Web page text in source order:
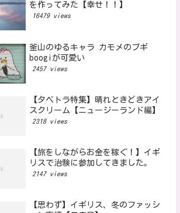
を作ってみた【幸せ！！】
16479 views
釜山のゆるキャラ カモメのブギ
boogiが可愛い
2457 views
【タベトラ特集】晴れときどきアイ
スクリーム【ニュージーランド編】
2318 views
【旅をしながらお金を稼ぐ！】イギ
リスで治験に参加してきました。
2147 views
【思わず】イギリス、冬のファッシ